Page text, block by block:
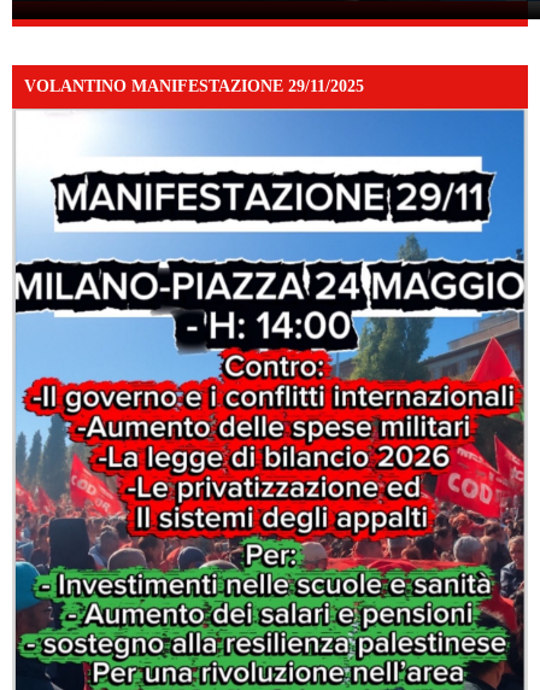
VOLANTINO MANIFESTAZIONE 29/11/2025